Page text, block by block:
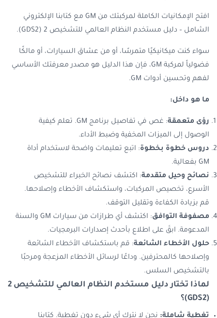
افتح الإمكانيات الكاملة لمركبتك من GM مع كتابنا الإلكتروني
الشامل – دليل مستخدم النظام العالمي للتشخيص 2 (GDS2).
سواء كنت ميكانيكيًا متمرسًا، أو من عشاق السيارات، أو مالكًا
فضولياً لمركبة GM، فإن هذا الدليل هو مصدر معرفتك الأساسي
لفهم وتحسين أدوات GM.
ما هو داخل:
رؤى متعمقة: غص في تفاصيل برنامج GM
. تعلم كيفية
الوصول إلى الميزات المخفية وضبط الأداء.
دروس خطوة بخطوة: اتبع تعليمات واضحة لاستخدام أداة
GM بفعالية.
نصائح وحيل متقدمة: اكتشف نصائح الخبراء للتشخيص
الأسرع، تخصيص المركبات، واستكشاف الأخطاء وإصلاحها.
قم بزيادة الكفاءة وتقليل التوقف.
مصفوفة التوافق
: اكتشف أي طرازات من سيارات GM والسنة
المدعومة. ابقَ على اطلاع بأحدث إصدارات البرمجيات.
حلول الأخطاء الشائعة: قم باستكشاف الأخطاء الشائعة
وإصلاحها كالمحترفين. وداعًا لرسائل الأخطاء المزعجة ومرحبًا
بالتشخيص السلس.
لماذا تختار دليل مستخدم النظام العالمي للتشخيص 2
(GDS2)
؟
تغطية شاملة: نحن لا نترك أي شيء دون تغطية. كتابنا